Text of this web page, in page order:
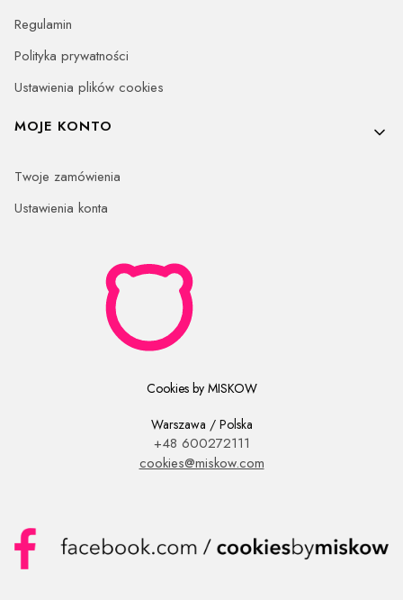
Regulamin
Polityka prywatności
Ustawienia plików cookies
MOJE KONTO
Twoje zamówienia
Ustawienia konta
Cookies by MISKOW
Warszawa / Polska
+48 600272111
cookies@miskow.com